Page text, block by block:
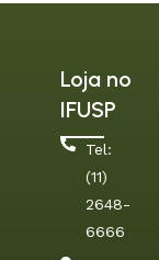
Loja no
IFUSP
Tel:
(11)
2648-
6666